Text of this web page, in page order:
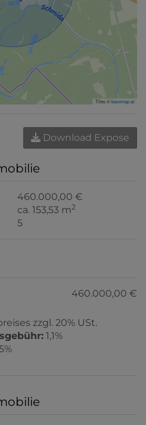
Tiles ©basemap.at
Download Expose
460.000,00 €
ca. 153,53 m2
5
460.000,00 €
zzgl. 20% USt.
1,1%